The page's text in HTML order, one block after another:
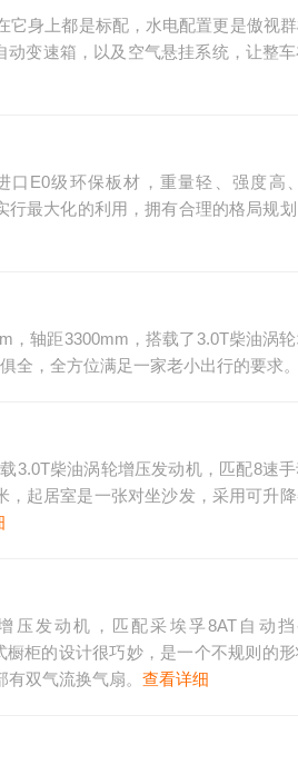
身上都是标配，水电配置更是傲视
变速箱，以及空气悬挂系统，让整
E0级环保板材，重量轻、强度高
最大化的利用，拥有合理的格局规划
轴距3300mm，搭载了3.0T柴油涡
全，全方位满足一家老小出行的要求。
3.0T柴油涡轮增压发动机，匹配8速
起居室是一张对坐沙发，采用可升
压发动机，匹配采埃孚8AT自动
柜的设计很巧妙，是一个不规则的
双气流换气扇。 查看详细